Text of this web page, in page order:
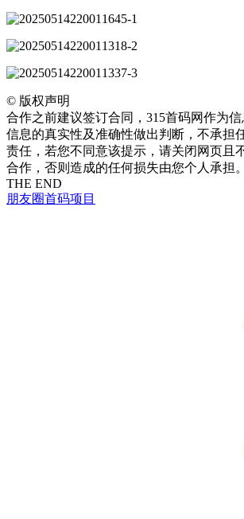
© 版权声明
合作之前建议签订合同，315首码网作为
信息的真实性及准确性做出判断，不承担
责任，若您不同意该提示，请关闭网页且
合作，否则造成的任何损失由您个人承担。
THE END
朋友圈首码项目